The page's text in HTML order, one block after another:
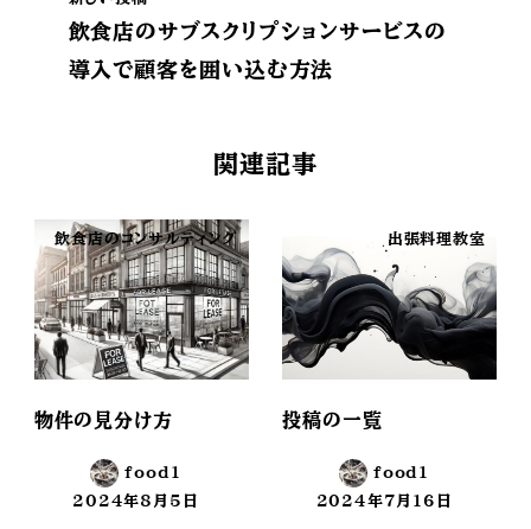
飲食店のサブスクリプションサービスの
導入で顧客を囲い込む方法
関連記事
飲食店のコンサルティング
物件の見分け方
food1
2024年8月5日
出張料理教室
投稿の一覧
food1
2024年7月16日